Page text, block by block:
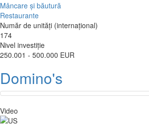
Mâncare și băutură
Restaurante
Număr de unități (internațional)
174
Nivel investiție
250.001 - 500.000 EUR
Domino's
Video